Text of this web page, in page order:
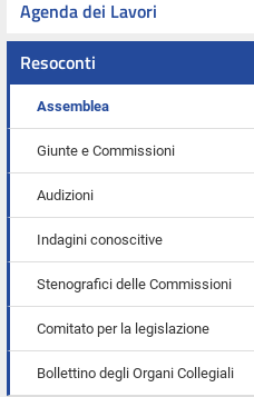
Agenda dei Lavori
Resoconti
Assemblea
Giunte e Commissioni
Audizioni
Indagini conoscitive
Stenografici delle Commissioni
Comitato per la legislazione
Bollettino degli Organi Collegiali